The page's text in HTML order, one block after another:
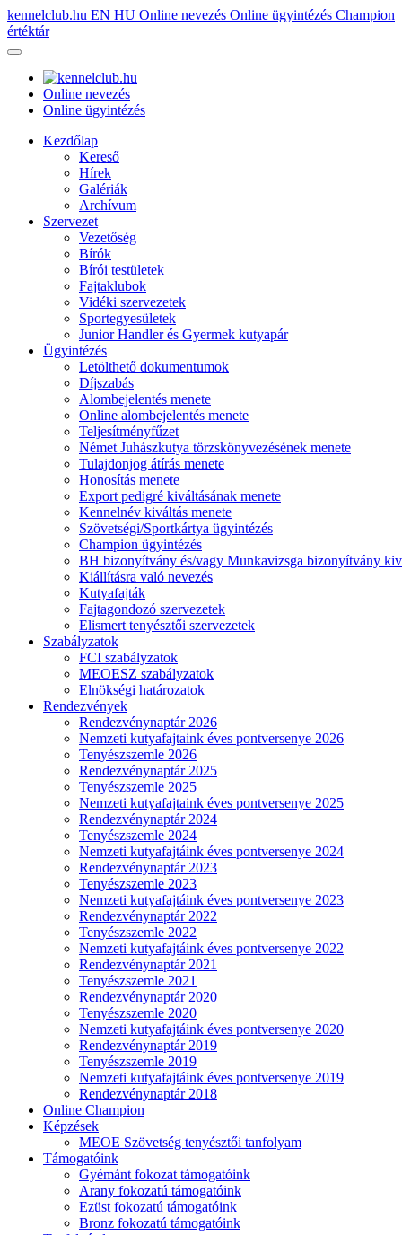
kennelclub.hu EN HU Online nevezés Online ügyintézés Champion
értéktár
Online nevezés
Online ügyintézés
Kezdőlap
Kereső
Hírek
Galériák
Archívum
Szervezet
Vezetőség
Bírók
Bírói testületek
Fajtaklubok
Vidéki szervezetek
Sportegyesületek
Junior Handler és Gyermek kutyapár
Ügyintézés
Letölthető dokumentumok
Díjszabás
Alombejelentés menete
Online alombejelentés menete
Teljesítményfűzet
Német Juhászkutya törzskönyvezésének menete
Tulajdonjog átírás menete
Honosítás menete
Export pedigré kiváltásának menete
Kennelnév kiváltás menete
Szövetségi/Sportkártya ügyintézés
Champion ügyintézés
BH bizonyítvány és/vagy Munkavizsga bizonyítvány
Kiállításra való nevezés
Kutyafajták
Fajtagondozó szervezetek
Elismert tenyésztői szervezetek
Szabályzatok
FCI szabályzatok
MEOESZ szabályzatok
Elnökségi határozatok
Rendezvények
Rendezvénynaptár 2026
Nemzeti kutyafajtaink éves pontversenye 2026
Tenyészszemle 2026
Rendezvénynaptár 2025
Tenyészszemle 2025
Nemzeti kutyafajtaink éves pontversenye 2025
Rendezvénynaptár 2024
Tenyészszemle 2024
Nemzeti kutyafajtáink éves pontversenye 2024
Rendezvénynaptár 2023
Tenyészszemle 2023
Nemzeti kutyafajtáink éves pontversenye 2023
Rendezvénynaptár 2022
Tenyészszemle 2022
Nemzeti kutyafajtáink éves pontversenye 2022
Rendezvénynaptár 2021
Tenyészszemle 2021
Rendezvénynaptár 2020
Tenyészszemle 2020
Nemzeti kutyafajtáink éves pontversenye 2020
Rendezvénynaptár 2019
Tenyészszemle 2019
Nemzeti kutyafajtáink éves pontversenye 2019
Rendezvénynaptár 2018
Online Champion
Képzések
MEOE Szövetség tenyésztői tanfolyam
Támogatóink
Gyémánt fokozat támogatóink
Arany fokozatú támogatóink
Ezüst fokozatú támogatóink
Bronz fokozatú támogatóink